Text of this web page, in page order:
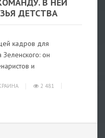
В НЕЙ
ДЕТСТВА
кадров для
он
и
2 481